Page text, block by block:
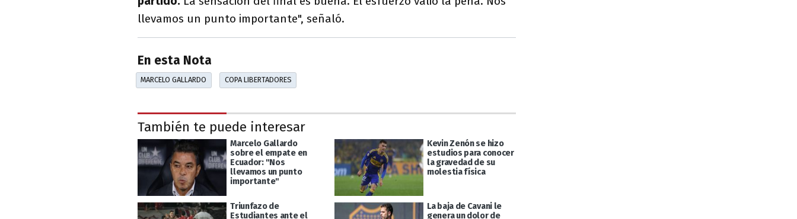
llevamos un punto importante", señaló.
En esta Nota
MARCELO GALLARDO COPA LIBERTADORES
También te puede interesar
Marcelo Gallardo
sobre el empate en
Ecuador: "Nos
llevamos un punto
importante"
Kevin Zenón se hizo
estudios para conocer
la gravedad de su
molestia física
Triunfazo de
Estudiantes ante el
La baja de Cavani le
genera un dolor de